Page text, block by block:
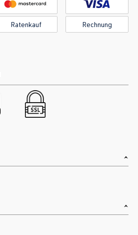
Ratenkauf Rechnung